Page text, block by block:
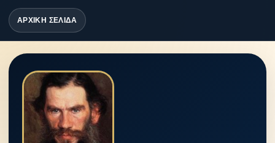
ΑΡΧΙΚΗ ΣΕΛΙΔΑ